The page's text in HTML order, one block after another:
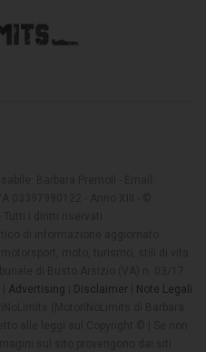
Advertising Disclaimer
Note Legali